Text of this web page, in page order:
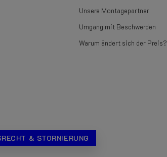
Unsere Montagepartner
Umgang mit Beschwerden
Warum ändert sich der Preis?
& STORNIERUNG